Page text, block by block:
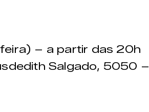
– a partir das 20h
Salgado, 5050 –